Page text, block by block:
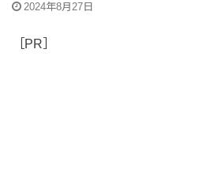
2024年8月27日
［PR］